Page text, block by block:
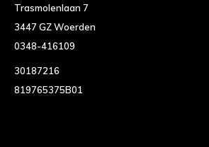
Trasmolenlaan 7
3447 GZ Woerden
0348-416109
30187216
819765375B01